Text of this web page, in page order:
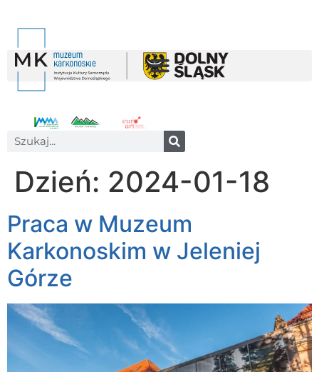
Dzień: 2024-01-18
Praca w Muzeum
Karkonoskim w Jeleniej
Górze